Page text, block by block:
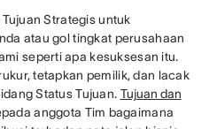
Strategis untuk
atau gol tingkat perusahaan
seperti apa kesuksesan itu.
tetapkan pemilik, dan lacak
Status Tujuan. Tujuan dan
anggota Tim bagaimana